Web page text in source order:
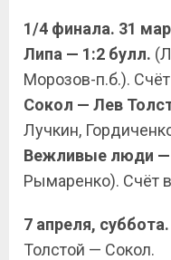
1/4 финала. 31
Липа — 1:2 булл.
Морозов-п.б.).
Сокол — Лев
Лучкин,
Вежливые люди —
Рымаренко). Счёт
7 апреля,
Толстой — Сокол.